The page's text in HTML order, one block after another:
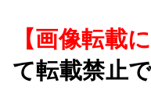
【画像転載
て転載禁止で